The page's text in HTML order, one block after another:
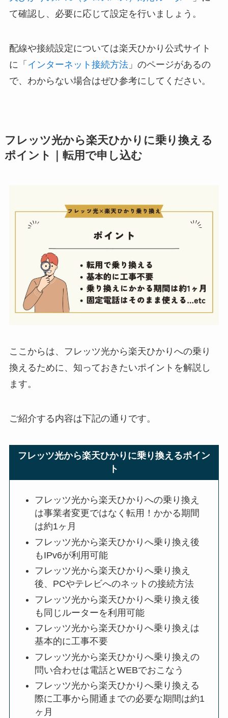
て確認し、必要に応じて設定を行いましょう。
配線や接続設定については楽天ひかり公式サイト
に「 インターネット接続方法」のページがあるの
で、わからない場合はぜひ参考にしてください。
フレッツ光から楽天ひかりに乗り換える
ポイント｜転用で申し込む
ここからは、フレッツ光から楽天ひかりへの乗り
換えるために、知っておきたいポイントを解説し
ます。
ご紹介する内容は下記の通りです。
フレッツ光から楽天ひかりに乗り換えるポイン
ト
フレッツ光から楽天ひかりへの乗り換え
は事業者変更ではなく転用！かかる期間
は約1ヶ月
フレッツ光から楽天ひかりへ乗り換え後
もIPv6が利用可能
フレッツ光から楽天ひかりへ乗り換え
後、PCやテレビへのネットの接続方法
フレッツ光から楽天ひかりへ乗り換え後
も同じルーターを利用可能
フレッツ光から楽天ひかりへ乗り換えは
基本的に工事不要
フレッツ光から楽天ひかりへ乗り換えの
問い合わせは電話とWEBでおこなう
フレッツ光から楽天ひかりへ乗り換える
際に工事から開通までの必要な期間は約1
ヶ月